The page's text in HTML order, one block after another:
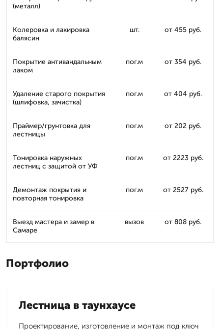
(металл)
Колеровка и лакировка
балясин
шт. от 455 руб.
Покрытие антивандальным
лаком
пог.м от 354 руб.
Удаление старого покрытия
(шлифовка, зачистка)
пог.м от 404 руб.
Праймер/грунтовка для
лестницы
пог.м от 202 руб.
Тонировка наружных
лестниц с защитой от УФ
пог.м от 2223 руб.
Демонтаж покрытия и
повторная тонировка
пог.м от 2527 руб.
Выезд мастера и замер в
Самаре
вызов от 808 руб.
Портфолио
Лестница в таунхаусе
Проектирование, изготовление и монтаж под ключ